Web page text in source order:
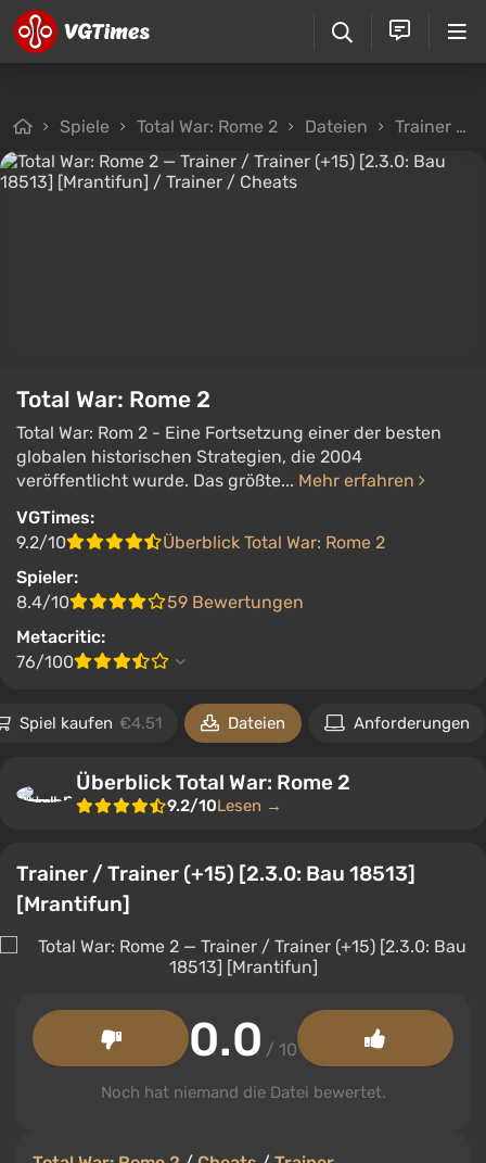
Spiele Total War: Rome 2 Dateien Trainer
Total War: Rome 2
Total War: Rom 2 - Eine Fortsetzung einer der besten
globalen historischen Strategien, die 2004
veröffentlicht wurde. Das größte... Mehr erfahren
VGTimes:
9.2/10
Überblick Total War: Rome 2
Spieler:
8.4/10
59 Bewertungen
Metacritic:
76/100
Spiel kaufen €4.51 Dateien Anforderungen
Überblick Total War: Rome 2
9.2/10Lesen →
Trainer / Trainer (+15) [2.3.0: Bau 18513]
[Mrantifun]
0.0 / 10
Noch hat niemand die Datei bewertet.